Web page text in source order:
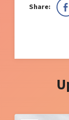
Share: